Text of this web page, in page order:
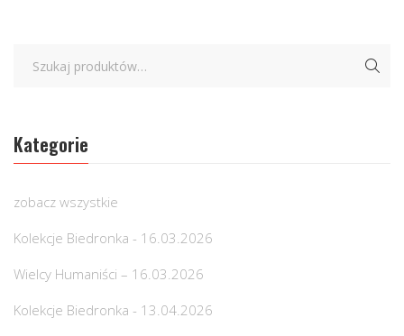
Kategorie
zobacz wszystkie
Kolekcje Biedronka - 16.03.2026
Wielcy Humaniści – 16.03.2026
Kolekcje Biedronka - 13.04.2026